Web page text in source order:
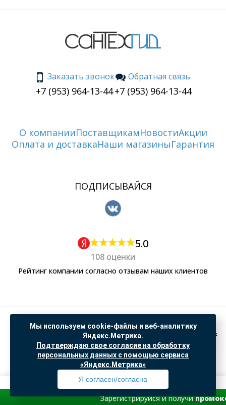
Заказать звонок
+7 (953) 964-13-44
Обратная связь
+7 (953) 964-13-44
О компанииПоставщикамНовостиАкции
Оплата и доставкаНаши магазиныГарантия
ПОДПИСЫВАЙСЯ
5.0
108 оценки
Рейтинг компании согласно отзывам наших клиентов
Политика обработки персональных данных
Согласие на обработку данных Яндекс Метрика
"© ООО “САНТЕХГИД”, 2026. Все права защищены. Предложение не является публичной
офертой, цены и информация на сайте ознакомительные
Доработка и продвижение вSO.USE
Мы используем cookie-файлы и веб-аналитику
Яндекс.Метрика.
Подтверждаю свое согласие на обработку
персональных данных с помощью сервиса
«Яндекс.Метрика»
Я согласен/согласна
Профиль Товары Поиск Избранное Корзина
Зарегистрируйся и получипромокод со